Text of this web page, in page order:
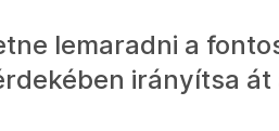
lemaradni a
irányítsa